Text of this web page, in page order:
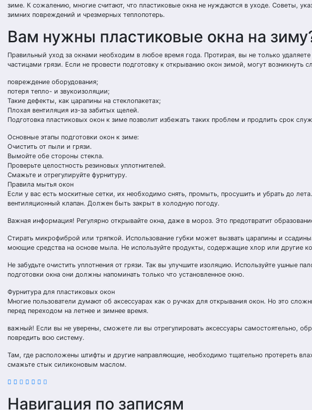
зиме. К сожалению, многие считают, что пластиковые окна не нуждаются в уходе. Советы,
зимних повреждений и чрезмерных теплопотерь.
Вам нужны пластиковые окна на
Правильный уход за окнами необходим в любое время года. Протирая, вы не только
частицами грязи. Если не провести подготовку к открыванию окон зимой, могут возникнуть
повреждение оборудования;
потеря тепло- и звукоизоляции;
Такие дефекты, как царапины на стеклопакетах;
Плохая вентиляция из-за забитых щелей.
Подготовка пластиковых окон к зиме позволит избежать таких проблем и продлить срок
Основные этапы подготовки окон к зиме:
Очистить от пыли и грязи.
Вымойте обе стороны стекла.
Проверьте целостность резиновых уплотнителей.
Смажьте и отрегулируйте фурнитуру.
Правила мытья окон
Если у вас есть москитные сетки, их необходимо снять, промыть, просушить и убрать до
вентиляционный клапан. Должен быть закрыт в холодную погоду.
Важная информация! Регулярно открывайте окна, даже в мороз. Это предотвратит
Стирать микрофиброй или тряпкой. Использование губки может вызвать царапины и
моющие средства на основе мыла. Не используйте продукты, содержащие хлор или другие
Не забудьте очистить уплотнения от грязи. Так вы улучшите изоляцию. Используйте ушные
подготовки окна они должны напоминать только что установленное окно.
Фурнитура для пластиковых окон
Многие пользователи думают об аксессуарах как о ручках для открывания окон. Но это
перед переходом на летнее и зимнее время.
важный! Если вы не уверены, сможете ли вы отрегулировать аксессуары самостоятельно,
повредить всю систему.
Там, где расположены штифты и другие направляющие, необходимо тщательно протереть
смажьте стык силиконовым маслом.
Навигация по записям